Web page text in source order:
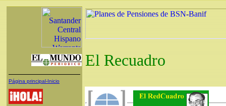
Página principal-Inicio
El Recuadro